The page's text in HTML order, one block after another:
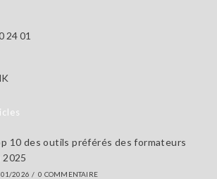
24 01
application
10 des outils préférés des formateurs
2025
2026 / 0 COMMENTAIRE